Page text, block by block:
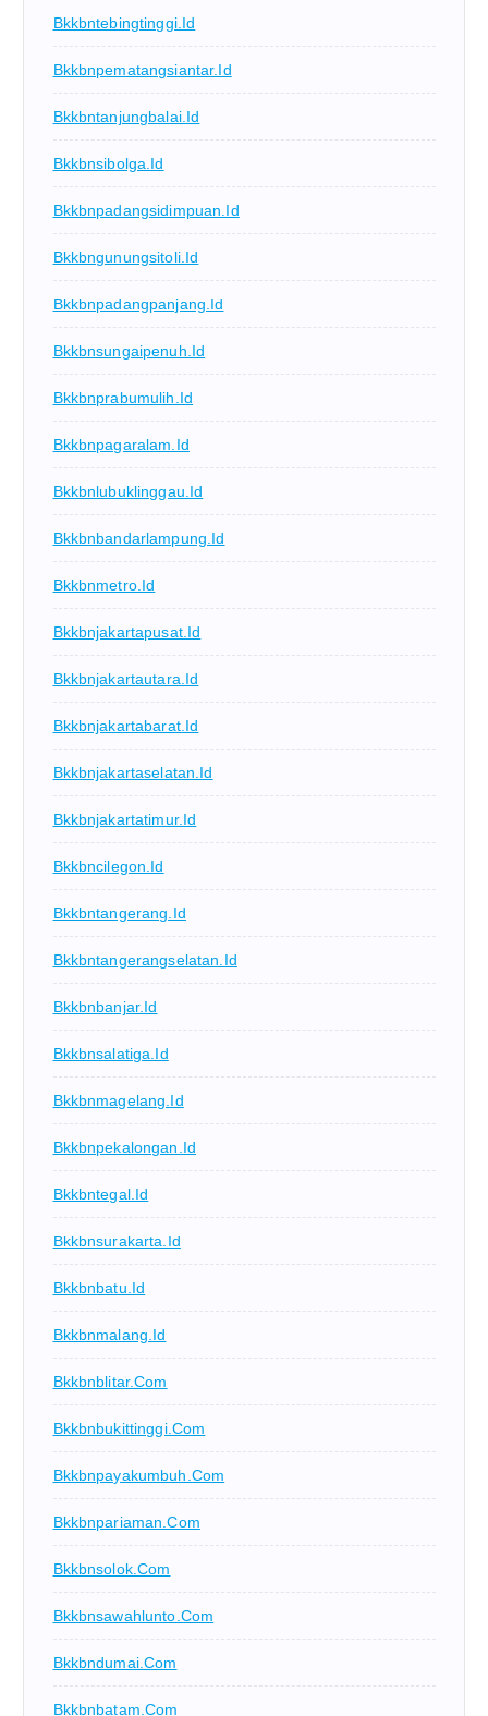
Bkkbntebingtinggi.id
Bkkbnpematangsiantar.id
Bkkbntanjungbalai.id
Bkkbnsibolga.id
Bkkbnpadangsidimpuan.id
Bkkbngunungsitoli.id
Bkkbnpadangpanjang.id
Bkkbnsungaipenuh.id
Bkkbnprabumulih.id
Bkkbnpagaralam.id
Bkkbnlubuklinggau.id
Bkkbnbandarlampung.id
Bkkbnmetro.id
Bkkbnjakartapusat.id
Bkkbnjakartautara.id
Bkkbnjakartabarat.id
Bkkbnjakartaselatan.id
Bkkbnjakartatimur.id
Bkkbncilegon.id
Bkkbntangerang.id
Bkkbntangerangselatan.id
Bkkbnbanjar.id
Bkkbnsalatiga.id
Bkkbnmagelang.id
Bkkbnpekalongan.id
Bkkbntegal.id
Bkkbnsurakarta.id
Bkkbnbatu.id
Bkkbnmalang.id
Bkkbnblitar.com
Bkkbnbukittinggi.com
Bkkbnpayakumbuh.com
Bkkbnpariaman.com
Bkkbnsolok.com
Bkkbnsawahlunto.com
Bkkbndumai.com
Bkkbnbatam.com